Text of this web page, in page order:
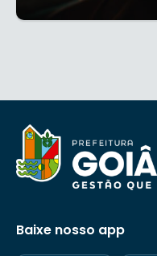
Baixe nosso app